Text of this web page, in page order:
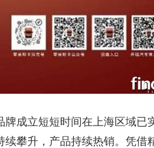
成立短短时间在上海区域已
攀升，产品持续热销。凭借